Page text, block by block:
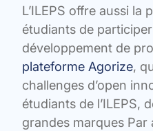
L’ILEPS offre aussi la
étudiants de
développement de
plateforme Agorize,
challenges d’open
étudiants de l’ILEPS,
grandes marques Par